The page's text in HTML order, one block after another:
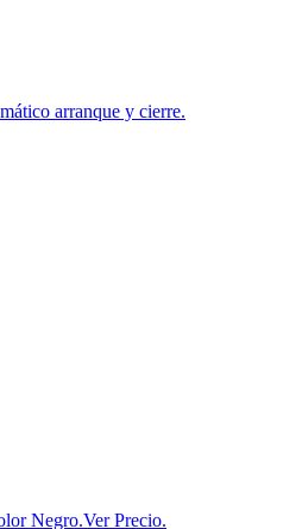
arranque y cierre.
Negro.Ver Precio.